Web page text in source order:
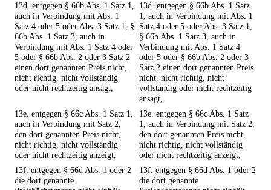
13d. entgegen § 66b Abs. 1 Satz 1,
auch in Verbindung mit Abs. 1
Satz 4 oder 5 oder Abs. 3 Satz 1, §
66b Abs. 1 Satz 3, auch in
Verbindung mit Abs. 1 Satz 4 oder
5 oder § 66b Abs. 2 oder 3 Satz 2
einen dort genannten Preis nicht,
nicht richtig, nicht vollständig
oder nicht rechtzeitig ansagt,
13d. entgegen § 66b Abs. 1 Satz
1, auch in Verbindung mit Abs. 1
Satz 4 oder 5 oder Abs. 3 Satz 1,
§ 66b Abs. 1 Satz 3, auch in
Verbindung mit Abs. 1 Satz 4
oder 5 oder § 66b Abs. 2 oder 3
Satz 2 einen dort genannten Preis
nicht, nicht richtig, nicht
vollständig oder nicht rechtzeitig
ansagt,
13e. entgegen § 66c Abs. 1 Satz 1,
auch in Verbindung mit Satz 2,
den dort genannten Preis nicht,
nicht richtig, nicht vollständig
oder nicht rechtzeitig anzeigt,
13e. entgegen § 66c Abs. 1 Satz
1, auch in Verbindung mit Satz 2,
den dort genannten Preis nicht,
nicht richtig, nicht vollständig
oder nicht rechtzeitig anzeigt,
13f. entgegen § 66d Abs. 1 oder 2
die dort genannte
13f. entgegen § 66d Abs. 1 oder 2
die dort genannte